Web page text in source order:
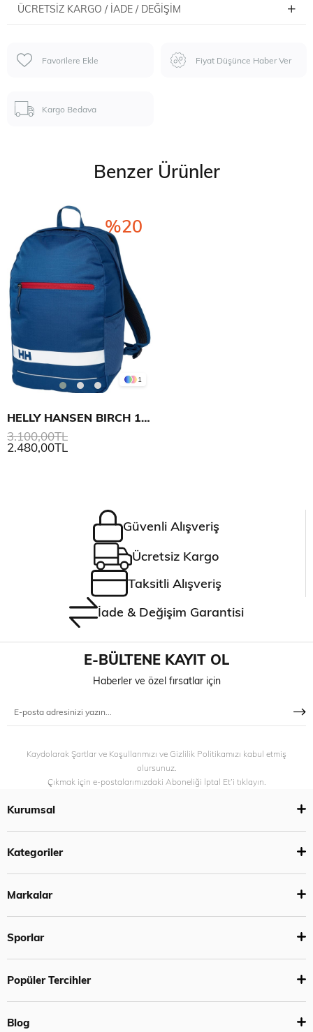
ÜCRETSIZ KARGO / İADE / DEĞIŞIM
Favorilere Ekle Fiyat Düşünce Haber Ver
Kargo Bedava
Benzer Ürünler
1
HELLY HANSEN BIRCH 16L SIRT ÇANTASI
2.480,00TL
3.100,00TL
%20
Güvenli Alışveriş
Ücretsiz Kargo
Taksitli Alışveriş
İade & Değişim Garantisi
E-BÜLTENE KAYIT OL
Haberler ve özel fırsatlar için
Kaydolarak Şartlar ve Koşullarımızı ve Gizlilik Politikamızı kabul etmiş
olursunuz.
Çıkmak için e-postalarımızdaki Aboneliği İptal Et’i tıklayın.
Kurumsal
Kategoriler
Markalar
Sporlar
Popüler Tercihler
Blog